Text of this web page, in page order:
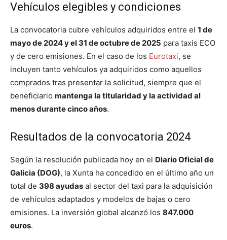
Vehículos elegibles y condiciones
La convocatoria cubre vehículos adquiridos entre el 1 de
mayo de 2024 y el 31 de octubre de 2025 para taxis ECO
y de cero emisiones. En el caso de los Eurotaxi, se
incluyen tanto vehículos ya adquiridos como aquellos
comprados tras presentar la solicitud, siempre que el
beneficiario mantenga la titularidad y la actividad al
menos durante cinco años.
Resultados de la convocatoria 2024
Según la resolución publicada hoy en el Diario Oficial de
Galicia (DOG), la Xunta ha concedido en el último año un
total de 398 ayudas al sector del taxi para la adquisición
de vehículos adaptados y modelos de bajas o cero
emisiones. La inversión global alcanzó los 847.000
euros.